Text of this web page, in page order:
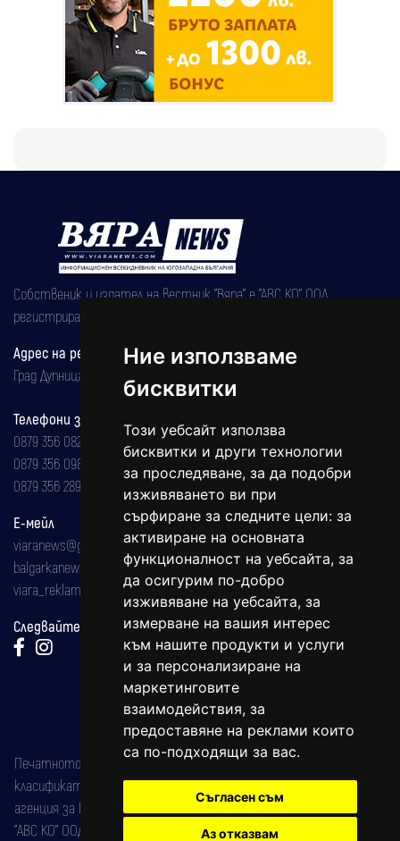
Ние използваме
бисквитки
Този уебсайт използва
бисквитки и други технологии
за проследяване, за да подобри
изживяването ви при
сърфиране за следните цели: за
активиране на основната
функционалност на уебсайта, за
да осигурим по-добро
изживяване на уебсайта, за
измерване на вашия интерес
към нашите продукти и услуги
и за персонализиране на
маркетинговите
взаимодействия, за
предоставяне на реклами които
са по-подходящи за вас.
Съгласен съм
Аз отказвам
Собственик и издател на вестник "Вяра" е "АВС КО" ООД,
регистрирана на 08.05.2002 година.
Адрес на редакцията
Град Дупница, ул.''Христо Ботев" 43
Телефони за реклама и абонаменти
0879 356 082
0879 356 098
0879 356 289
Е-мейл
viaranews@gmail.com
balgarkanews@gmail.com
viara_reklama@mail.bg
Следвайте ни:
Печатното издание на вестника е регистрирано в националния
класификатор на печатните издания (Българска национална
агенция за ISSN) под номер: ISSN 1312-4722.
"АВС КО" ООД е притежател на марката: Вяра информационен